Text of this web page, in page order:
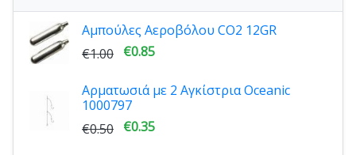
Αμπούλες Αεροβόλου CO2 12GR
€1.00 €0.85
Αρματωσιά με 2 Αγκίστρια Oceanic
1000797
€0.50 €0.35